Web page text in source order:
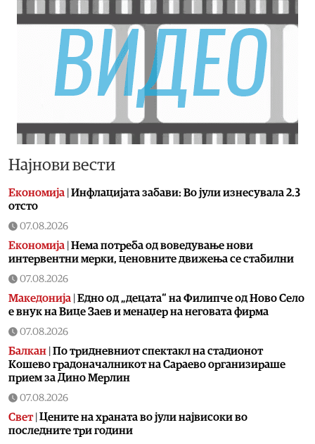
Најнови вести
Економија Инфлацијата забави: Во јули изнесувала 2.3
отсто
07.08.2026
Економија Нема потреба од воведување нови
интервентни мерки, ценовните движења се стабилни
07.08.2026
Македонија Едно од „децата“ на Филипче од Ново Село
е внук на Вице Заев и менаџер на неговата фирма
07.08.2026
Балкан По тридневниот спектакл на стадионот
Кошево градоначалникот на Сараево организираше
прием за Дино Мерлин
07.08.2026
Свет| Цените на храната во јули највисоки во
последните три години